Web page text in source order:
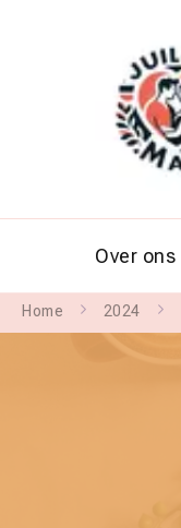
Over ons
Home 2024